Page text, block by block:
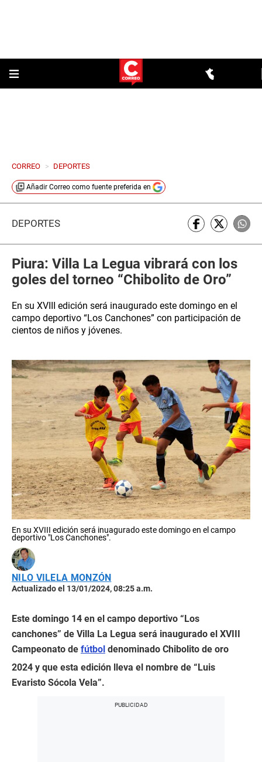
CORREO > DEPORTES
Añadir Correo como fuente preferida en
DEPORTES
Piura: Villa La Legua vibrará con los
goles del torneo “Chibolito de Oro”
En su XVIII edición será inaugurado este domingo en el
campo deportivo “Los Canchones” con participación de
cientos de niños y jóvenes.
En su XVIII edición será inuagurado este domingo en el campo
deportivo "Los Canchones".
NILO VILELA MONZÓN
Actualizado el 13/01/2024, 08:25 a.m.
Este domingo 14 en el campo deportivo “Los
canchones” de Villa La Legua será inaugurado el XVIII
Campeonato de fútbol denominado Chibolito de oro
2024 y que esta edición lleva el nombre de “Luis
Evaristo Sócola Vela”.